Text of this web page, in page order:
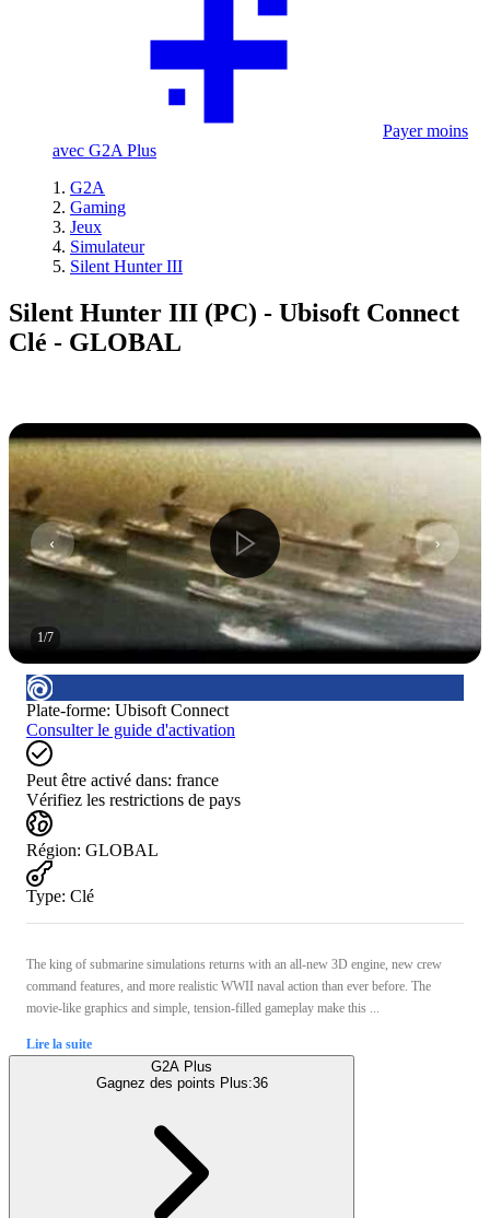
Payer moins
avec G2A Plus
G2A
Gaming
Jeux
Simulateur
Silent Hunter III
Silent Hunter III (PC) - Ubisoft Connect
Clé - GLOBAL
1/7
Plate-forme: Ubisoft Connect
Consulter le guide d'activation
Peut être activé dans: france
Vérifiez les restrictions de pays
Région: GLOBAL
Type: Clé
The king of submarine simulations returns with an all-new 3D engine, new crew
command features, and more realistic WWII naval action than ever before. The
movie-like graphics and simple, tension-filled gameplay make this ...
Lire la suite
G2A Plus
Gagnez des points Plus:36